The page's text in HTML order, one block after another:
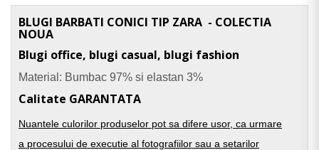
BLUGI BARBATI CONICI TIP ZARA - COLECTIA
NOUA
Blugi office, blugi casual, blugi fashion
Material: Bumbac 97% si elastan 3%
Calitate GARANTATA
Nuantele culorilor produselor pot sa difere usor, ca urmare
a procesului de executie al fotografiilor sau a setarilor